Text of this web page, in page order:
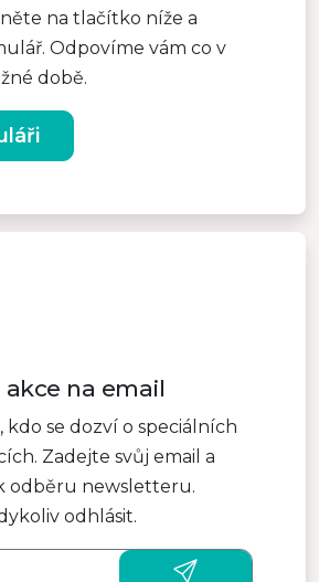
na tlačítko níže a
Odpovíme vám co v
době.
akce na email
se dozví o speciálních
Zadejte svůj email a
odběru newsletteru.
odhlásit.